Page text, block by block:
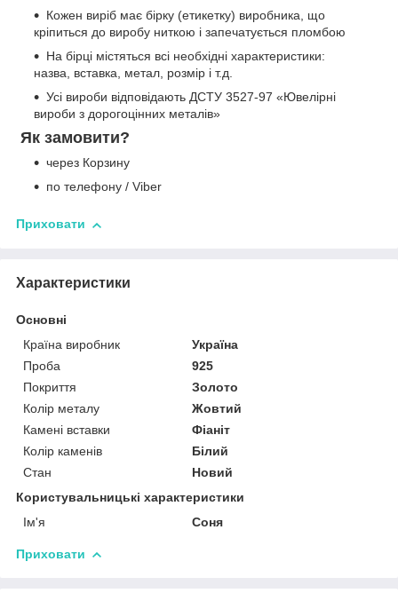
Кожен виріб має бірку (етикетку) виробника, що
кріпиться до виробу ниткою і запечатується пломбою
На бірці містяться всі необхідні характеристики:
назва, вставка, метал, розмір і т.д.
Усі вироби відповідають ДСТУ 3527-97 «Ювелірні
вироби з дорогоцінних металів»
Як замовити?
через Корзину
по телефону / Viber
Приховати
Характеристики
Основні
Країна виробник
Україна
Проба
925
Покриття
Золото
Колір металу
Жовтий
Камені вставки
Фіаніт
Колір каменів
Білий
Стан
Новий
Користувальницькі характеристики
Ім'я
Соня
Приховати